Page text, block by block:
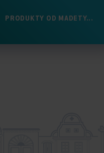
PRODUKTY OD MADETY...